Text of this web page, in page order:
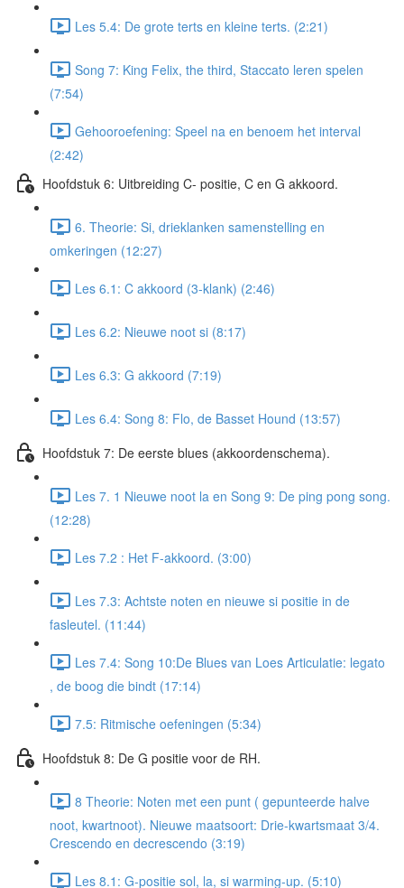
Les 5.4: De grote terts en kleine terts. (2:21)
Song 7: King Felix, the third, Staccato leren spelen
(7:54)
Gehooroefening: Speel na en benoem het interval
(2:42)
Hoofdstuk 6: Uitbreiding C- positie, C en G akkoord.
6. Theorie: Si, drieklanken samenstelling en
omkeringen (12:27)
Les 6.1: C akkoord (3-klank) (2:46)
Les 6.2: Nieuwe noot si (8:17)
Les 6.3: G akkoord (7:19)
Les 6.4: Song 8: Flo, de Basset Hound (13:57)
Hoofdstuk 7: De eerste blues (akkoordenschema).
Les 7. 1 Nieuwe noot la en Song 9: De ping pong song.
(12:28)
Les 7.2 : Het F-akkoord. (3:00)
Les 7.3: Achtste noten en nieuwe si positie in de
fasleutel. (11:44)
Les 7.4: Song 10:De Blues van Loes Articulatie: legato
, de boog die bindt (17:14)
7.5: Ritmische oefeningen (5:34)
Hoofdstuk 8: De G positie voor de RH.
8 Theorie: Noten met een punt ( gepunteerde halve
noot, kwartnoot). Nieuwe maatsoort: Drie-kwartsmaat 3/4.
Crescendo en decrescendo (3:19)
Les 8.1: G-positie sol, la, si warming-up. (5:10)